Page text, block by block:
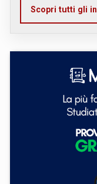
Scopri tutti gli